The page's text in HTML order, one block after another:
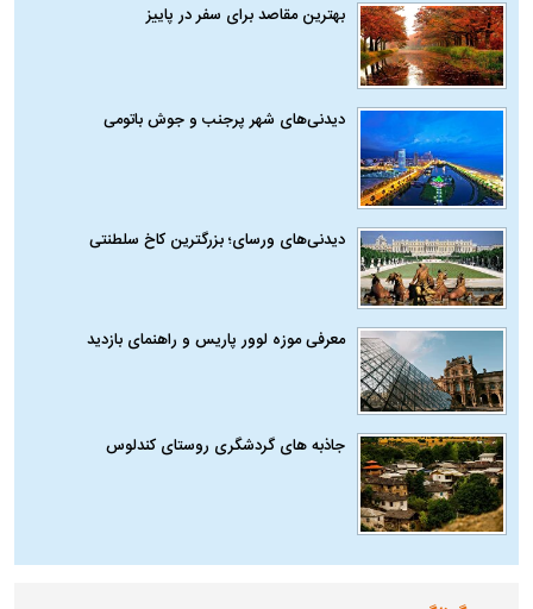
بهترین مقاصد برای سفر در پاییز
دیدنی‌های شهر پرجنب و جوش باتومی
دیدنی‌های ورسای؛ بزرگترین کاخ سلطنتی
معرفی موزه لوور پاریس و راهنمای بازدید
جاذبه های گردشگری روستای کندلوس